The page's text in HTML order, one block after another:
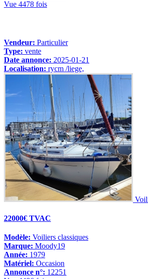
Vue 4478 fois
Vendeur: Particulier
Type: vente
Date annonce: 2025-01-21
Localisation: rycm /liege,
22000€ TVAC
Modèle: Voiliers classiques
Marque: Moody19
Année: 1979
Matériel: Occasion
Annonce n°: 12251